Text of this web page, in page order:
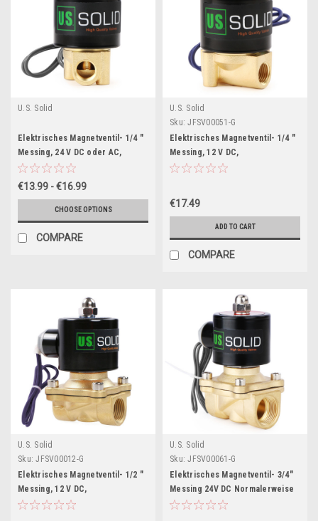
U.S. Solid
Elektrisches Magnetventil- 1/4 "
Messing, 24 V DC oder AC,
Normalerweise Geschlossen,
VITON
€13.99 - €16.99
CHOOSE OPTIONS
COMPARE
U.S. Solid
Sku: JFSV00051-G
Elektrisches Magnetventil- 1/4 "
Messing, 12 V DC,
Normalerweise Geschlossen,
€17.49
ADD TO CART
COMPARE
U.S. Solid
Sku: JFSV00012-G
Elektrisches Magnetventil- 1/2 "
Messing, 12 V DC,
Normalerweise Geschlossen,
U.S. Solid
Sku: JFSV00061-G
Elektrisches Magnetventil- 3/4"
Messing 24V DC Normalerweise
Geschlossen, VITON